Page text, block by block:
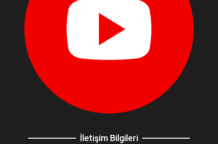
İletişim Bilgileri